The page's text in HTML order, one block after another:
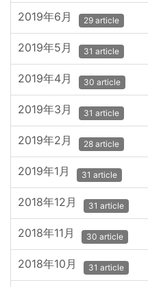
2019年6月 29 article
2019年5月 31 article
2019年4月 30 article
2019年3月 31 article
2019年2月 28 article
2019年1月 31 article
2018年12月 31 article
2018年11月 30 article
2018年10月 31 article